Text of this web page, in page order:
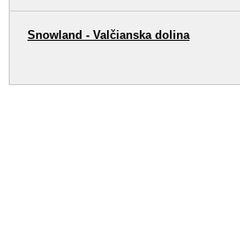
Snowland - Valčianska dolina